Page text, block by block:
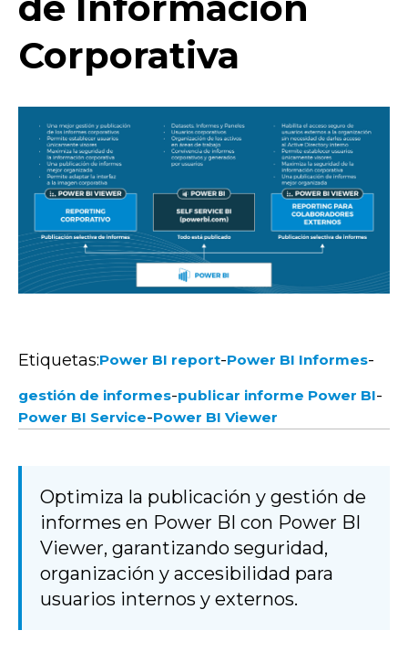
Corporativa
Etiquetas:Power BI report-Power BI Informes-
gestión de informes-publicar informe Power BI-
Power BI Service-Power BI Viewer
Optimiza la publicación y gestión de
informes en Power BI con Power BI
Viewer, garantizando seguridad,
organización y accesibilidad para
usuarios internos y externos.